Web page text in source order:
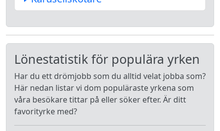
Lönestatistik för populära yrken
Har du ett drömjobb som du alltid velat jobba som?
Här nedan listar vi dom populäraste yrkena som
våra besökare tittar på eller söker efter. Är ditt
favorityrke med?